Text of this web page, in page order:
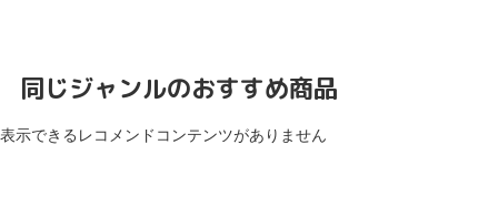
同じジャンルのおすすめ商品
表示できるレコメンドコンテンツがありません